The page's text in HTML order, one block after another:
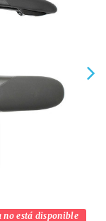
no está disponible